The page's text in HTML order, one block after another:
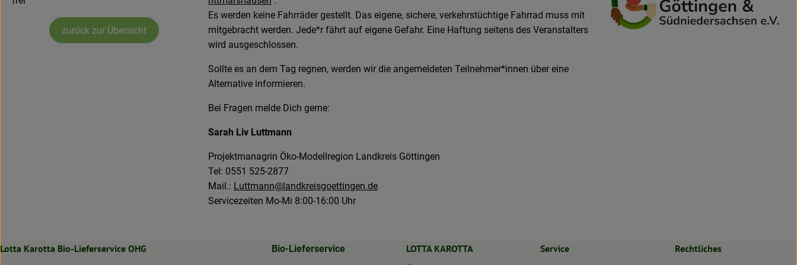
zurück zur Übersicht
Es werden keine Fahrräder gestellt. Das eigene, sichere, verkehrstüchtige Fahrrad muss mit
mitgebracht werden. Jede*r fährt auf eigene Gefahr. Eine Haftung seitens des Veranstalters
wird ausgeschlossen.
Sollte es an dem Tag regnen, werden wir die angemeldeten Teilnehmer*innen über eine
Alternative informieren.
Bei Fragen melde Dich gerne:
Sarah Liv Luttmann
Projektmanagrin Öko-Modellregion Landkreis Göttingen
Tel: 0551 525-2877
Mail.: Luttmann@landkreisgoettingen.de
Servicezeiten Mo-Mi 8:00-16:00 Uhr
Lotta Karotta Bio-Lieferservice OHG
Bio-Lieferservice
LOTTA KAROTTA Service Rechtliches